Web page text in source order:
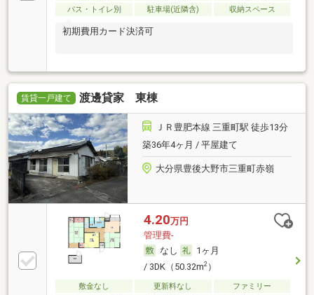
バス・トイレ別
駐車場(近隣含) 収納スペース
初期費用カード決済可
賃貸一戸建て 渡邊貸家 東棟
ＪＲ豊肥本線 三重町駅 徒歩13分
築36年4ヶ月 / 平屋建て
大分県豊後大野市三重町赤嶺
4.20万円
管理費-
なし
1ヶ月
/ 3DK（50.32m2）
敷金なし 更新料なし
ファミリー